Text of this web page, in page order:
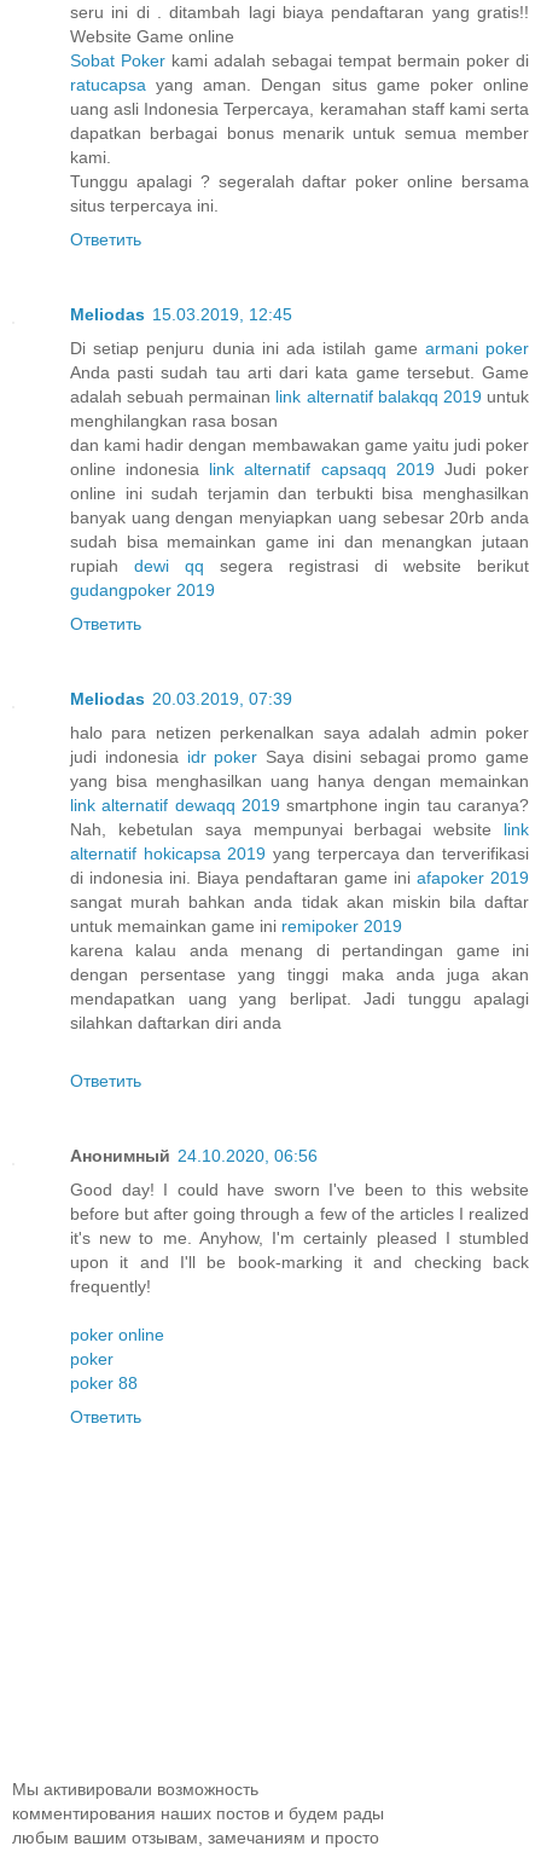
seru ini di . ditambah lagi biaya pendaftaran yang gratis!!
Website Game online
Sobat Poker kami adalah sebagai tempat bermain poker di
ratucapsa yang aman. Dengan situs game poker online
uang asli Indonesia Terpercaya, keramahan staff kami serta
dapatkan berbagai bonus menarik untuk semua member
kami.
Tunggu apalagi ? segeralah daftar poker online bersama
situs terpercaya ini.
Ответить
Meliodas 15.03.2019, 12:45
Di setiap penjuru dunia ini ada istilah game armani poker
Anda pasti sudah tau arti dari kata game tersebut. Game
adalah sebuah permainan link alternatif balakqq 2019untuk
menghilangkan rasa bosan
dan kami hadir dengan membawakan game yaitu judi poker
online indonesia link alternatif capsaqq 2019Judi poker
online ini sudah terjamin dan terbukti bisa menghasilkan
banyak uang dengan menyiapkan uang sebesar 20rb anda
sudah bisa memainkan game ini dan menangkan jutaan
rupiah dewi qq segera registrasi di website berikut
gudangpoker 2019
Ответить
Meliodas 20.03.2019, 07:39
halo para netizen perkenalkan saya adalah admin poker
judi indonesia idr poker Saya disini sebagai promo game
yang bisa menghasilkan uang hanya dengan memainkan
link alternatif dewaqq 2019smartphone ingin tau caranya?
Nah, kebetulan saya mempunyai berbagai website link
alternatif hokicapsa 2019 yang terpercaya dan terverifikasi
di indonesia ini. Biaya pendaftaran game ini afapoker 2019
sangat murah bahkan anda tidak akan miskin bila daftar
untuk memainkan game ini remipoker 2019
karena kalau anda menang di pertandingan game ini
dengan persentase yang tinggi maka anda juga akan
mendapatkan uang yang berlipat. Jadi tunggu apalagi
silahkan daftarkan diri anda
Ответить
Анонимный 24.10.2020, 06:56
Good day! I could have sworn I've been to this website
before but after going through a few of the articles I realized
it's new to me. Anyhow, I'm certainly pleased I stumbled
upon it and I'll be book-marking it and checking back
frequently!
poker online
poker
poker 88
Ответить
Мы активировали возможность
комментирования наших постов и будем рады
любым вашим отзывам, замечаниям и просто